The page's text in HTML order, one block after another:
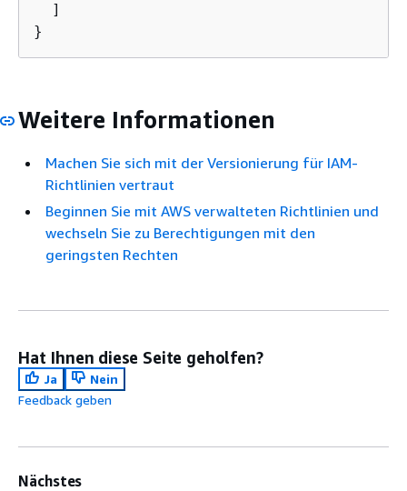
  ]
}
Weitere Informationen
Machen Sie sich mit der Versionierung für IAM-
Richtlinien vertraut
Beginnen Sie mit AWS verwalteten Richtlinien und
wechseln Sie zu Berechtigungen mit den
geringsten Rechten
Hat Ihnen diese Seite geholfen?
Ja
Nein
Feedback geben
Nächstes